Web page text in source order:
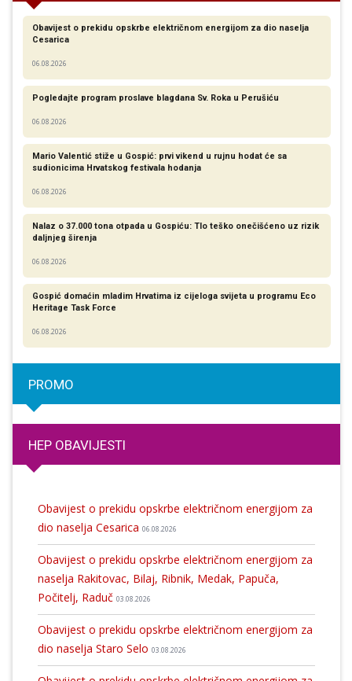
Obavijest o prekidu opskrbe električnom energijom za dio naselja
Cesarica
06.08.2026
Pogledajte program proslave blagdana Sv. Roka u Perušiću
06.08.2026
Mario Valentić stiže u Gospić: prvi vikend u rujnu hodat će sa
sudionicima Hrvatskog festivala hodanja
06.08.2026
Nalaz o 37.000 tona otpada u Gospiću: Tlo teško onečišćeno uz rizik
daljnjeg širenja
06.08.2026
Gospić domaćin mladim Hrvatima iz cijeloga svijeta u programu Eco
Heritage Task Force
06.08.2026
PROMO
HEP OBAVIJESTI
Obavijest o prekidu opskrbe električnom energijom za
dio naselja Cesarica 06.08.2026
Obavijest o prekidu opskrbe električnom energijom za
naselja Rakitovac, Bilaj, Ribnik, Medak, Papuča,
Počitelj, Raduč 03.08.2026
Obavijest o prekidu opskrbe električnom energijom za
dio naselja Staro Selo 03.08.2026